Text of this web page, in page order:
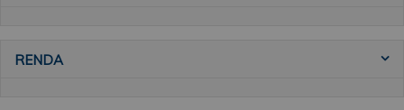
RENDA